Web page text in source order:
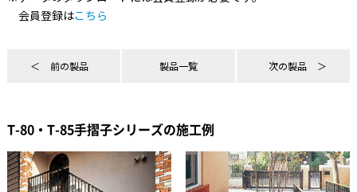
会員登録はこちら
前の製品 製品一覧 次の製品
T-80・T-85手摺子シリーズの施工例